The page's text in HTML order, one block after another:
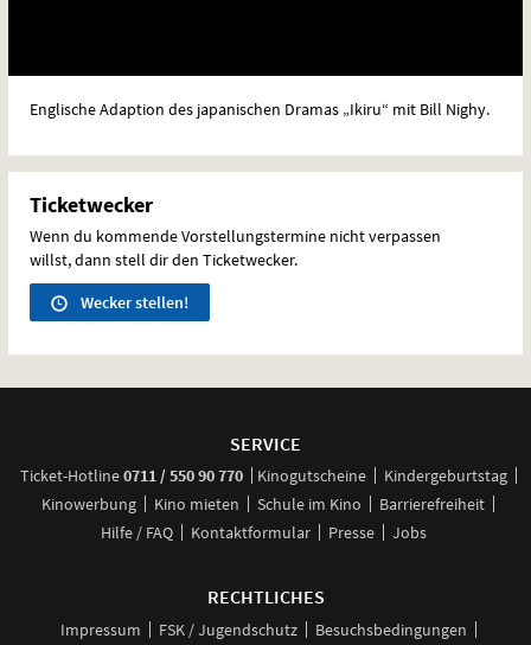
Englische Adaption des japanischen Dramas „Ikiru“ mit Bill Nighy.
Ticketwecker
Wenn du kommende Vorstellungstermine nicht verpassen
willst, dann stell dir den Ticketwecker.
Wecker stellen!
SERVICE
Ticket-Hotline0711 / 550 90 770anrufen
Kinogutscheine
Kindergeburtstag
Kinowerbung
Kino mieten Schule im Kino
Barrierefreiheit
Hilfe / FAQ
Kontaktformular Presse Jobs
RECHTLICHES
Impressum FSK / Jugendschutz Besuchsbedingungen